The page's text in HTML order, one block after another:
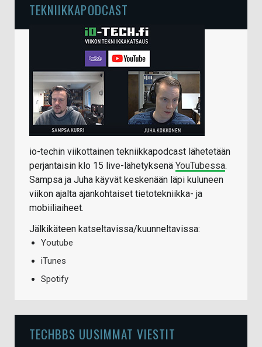
TEKNIIKKAPODCAST
io-techin viikottainen tekniikkapodcast lähetetään
perjantaisin klo 15 live-lähetyksenä YouTubessa.
Sampsa ja Juha käyvät keskenään läpi kuluneen
viikon ajalta ajankohtaiset tietotekniikka- ja
mobiiliaiheet.
Jälkikäteen katseltavissa/kuunneltavissa:
Youtube
iTunes
Spotify
TECHBBS UUSIMMAT VIESTIT